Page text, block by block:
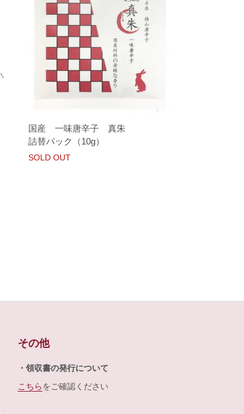
国産 一味唐辛子 真朱
詰替パック（10g）
SOLD OUT
その他
・領収書の発行について
こちらをご確認ください